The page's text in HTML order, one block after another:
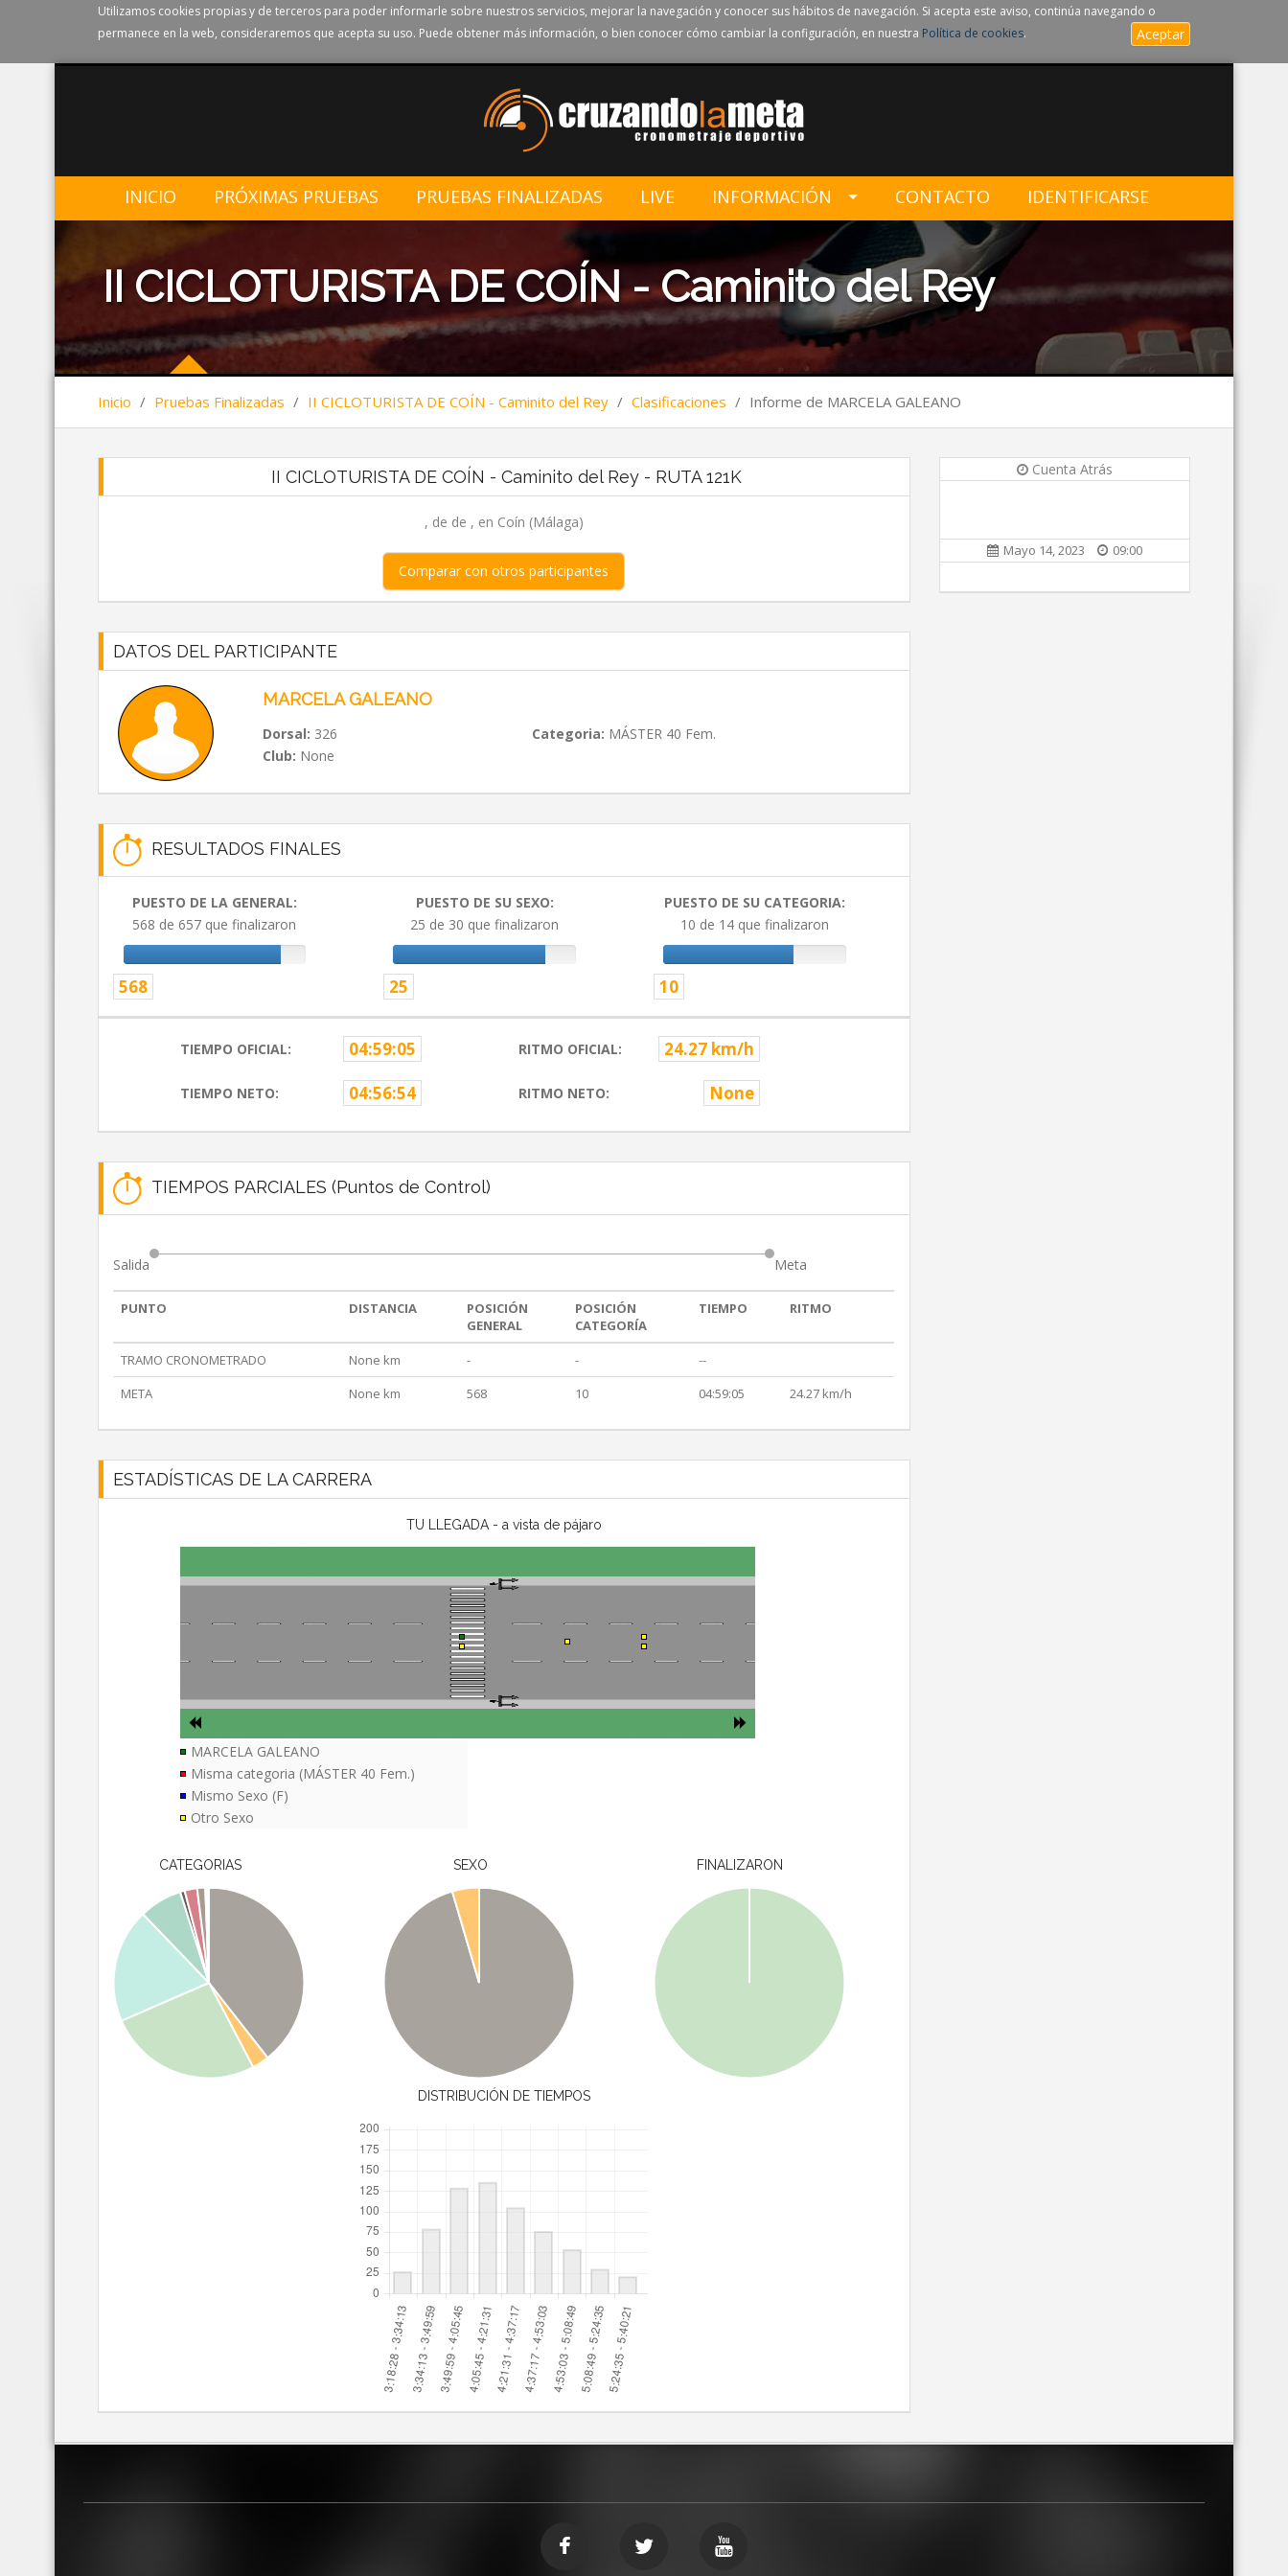
Utilizamos cookies propias y de terceros para poder informarle sobre nuestros servicios, mejorar la navegación y conocer sus hábitos de navegación. Si acepta este aviso, continúa navegando o
permanece en la web, consideraremos que acepta su uso. Puede obtener más información, o bien conocer cómo cambiar la configuración, en nuestra Política de cookies. Aceptar
INICIO PRÓXIMAS PRUEBAS PRUEBAS FINALIZADAS LIVE INFORMACIÓN CONTACTO IDENTIFICARSE
II CICLOTURISTA DE COÍN - Caminito del Rey
Inicio / Pruebas Finalizadas / II CICLOTURISTA DE COÍN - Caminito del Rey / Clasificaciones / Informe de MARCELA GALEANO
II CICLOTURISTA DE COÍN - Caminito del Rey - RUTA 121K
, de de , en Coín (Málaga)
Comparar con otros participantes
DATOS DEL PARTICIPANTE
MARCELA GALEANO
Dorsal: 326 Categoria: MÁSTER 40 Fem.
Club: None
RESULTADOS FINALES
PUESTO DE LA GENERAL:
568 de 657 que finalizaron
568
PUESTO DE SU SEXO:
25 de 30 que finalizaron
25
PUESTO DE SU CATEGORIA:
10 de 14 que finalizaron
10
TIEMPO OFICIAL: 04:59:05 RITMO OFICIAL: 24.27 km/h
TIEMPO NETO: 04:56:54 RITMO NETO: None
TIEMPOS PARCIALES (Puntos de Control)
Salida Meta
PUNTO DISTANCIA
POSICIÓN
GENERAL
POSICIÓN
CATEGORÍA
TIEMPO RITMO
TRAMO CRONOMETRADO None km - -
--
META
None km 568 10 04:59:05 24.27 km/h
ESTADÍSTICAS DE LA CARRERA
TU LLEGADA - a vista de pájaro
MARCELA GALEANO
Misma categoria (MÁSTER 40 Fem.)
Mismo Sexo (F)
Otro Sexo
CATEGORIAS SEXO FINALIZARON
DISTRIBUCIÓN DE TIEMPOS
Cuenta Atrás
Mayo 14, 2023 09:00